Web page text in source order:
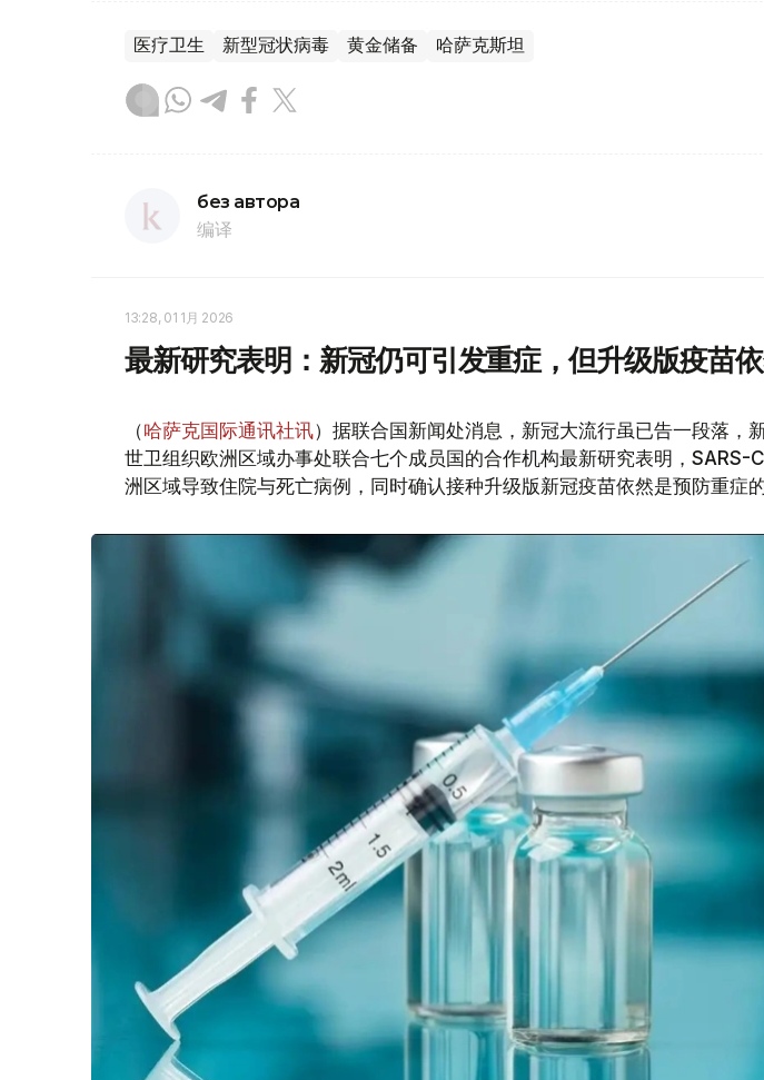
医疗卫生 新型冠状病毒 黄金储备 哈萨克斯坦
без автора
编译
13:28, 01 1月 2026
最新研究表明：新冠仍可引发重症，但升级版疫苗
（哈萨克国际通讯社讯）据联合国新闻处消息，新冠大流行虽已告一段落，
世卫组织欧洲区域办事处联合七个成员国的合作机构最新研究表明，SARS-
洲区域导致住院与死亡病例，同时确认接种升级版新冠疫苗依然是预防重症